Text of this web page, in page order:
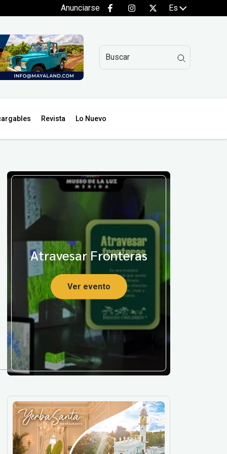
Anunciarse Es
Revista Lo Nuevo
Atravesar Fronteras
Ver evento